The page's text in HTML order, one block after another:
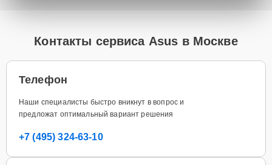
Контакты сервиса Asus в Москве
Телефон
Наши специалисты быстро вникнут в вопрос и
предложат оптимальный вариант решения
+7 (495) 324-63-10